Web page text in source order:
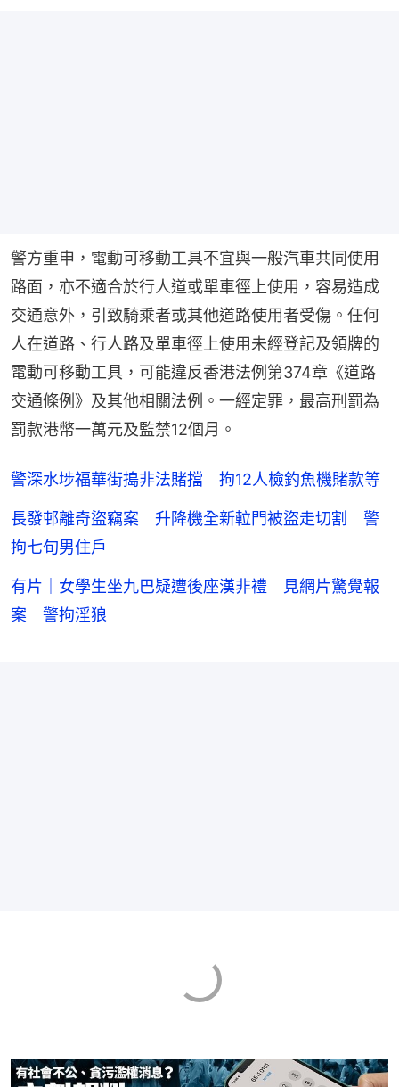
警方重申，電動可移動工具不宜與一般汽車共同使用
路面，亦不適合於行人道或單車徑上使用，容易造成
交通意外，引致騎乘者或其他道路使用者受傷。任何
人在道路、行人路及單車徑上使用未經登記及領牌的
電動可移動工具，可能違反香港法例第374章《道路
交通條例》及其他相關法例。一經定罪，最高刑罰為
罰款港幣一萬元及監禁12個月。
警深水埗福華街搗非法賭擋 拘12人檢釣魚機賭款等
長發邨離奇盜竊案 升降機全新𨋢門被盜走切割 警
拘七旬男住戶
有片｜女學生坐九巴疑遭後座漢非禮 見網片驚覺報
案 警拘淫狼